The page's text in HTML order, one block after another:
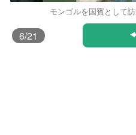
モンゴルを国賓として
6/21